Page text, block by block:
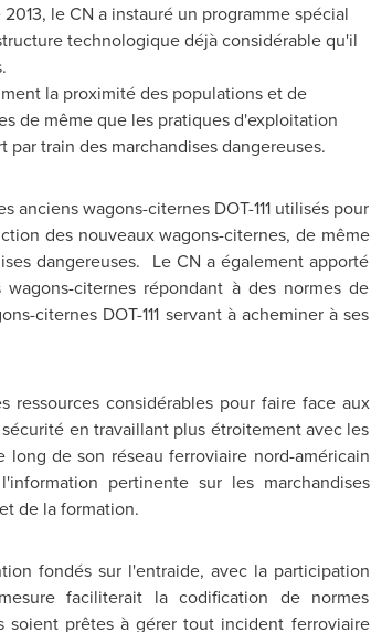
le CN a instauré un programme spécial
technologique déjà considérable qu'il
la proximité des populations et de
de même que les pratiques d'exploitation
train des marchandises dangereuses.
wagons-citernes DOT-111 utilisés pour
des nouveaux wagons-citernes, de même
dangereuses. Le CN a également apporté
citernes répondant à des normes de
citernes DOT-111 servant à acheminer à ses
considérables pour faire face aux
en travaillant plus étroitement avec les
de son réseau ferroviaire nord-américain
pertinente sur les marchandises
de la formation.
fondés sur l'entraide, avec la participation
faciliterait la codification de normes
prêtes à gérer tout incident ferroviaire